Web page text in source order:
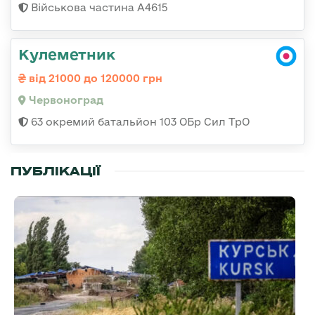
Військова частина А4615
Кулеметник
від 21000 до 120000 грн
Червоноград
63 окремий батальйон 103 ОБр Сил ТрО
ПУБЛІКАЦІЇ